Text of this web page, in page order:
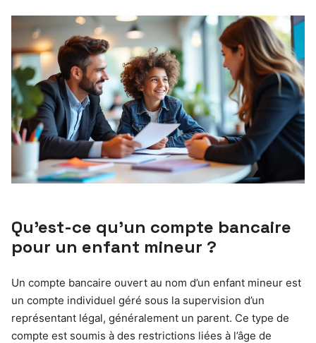
Qu’est-ce qu’un compte bancaire
pour un enfant mineur ?
Un compte bancaire ouvert au nom d’un enfant mineur est
un compte individuel géré sous la supervision d’un
représentant légal, généralement un parent. Ce type de
compte est soumis à des restrictions liées à l’âge de